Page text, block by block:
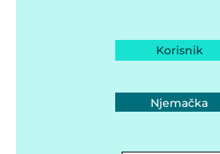
Korisnik
Njemačka